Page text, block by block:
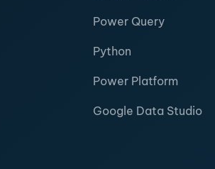
Power Query
Python
Power Platform
Google Data Studio